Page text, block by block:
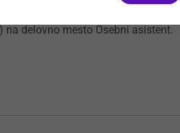
- Ljubljana (m/ž)
delovno mesto Osebni asistent.